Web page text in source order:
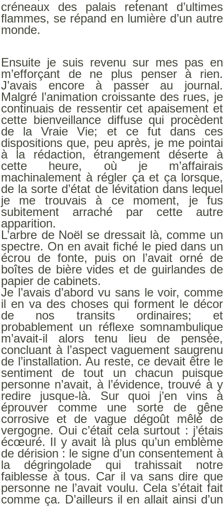
créneaux des palais retenant d’ultimes
ﬂammes, se répand en lumière d’un autre
monde.
Ensuite je suis revenu sur mes pas en
m’efforçant de ne plus penser à rien.
J’avais encore à passer au journal.
Malgré l’animation croissante des rues, je
continuais de ressentir cet apaisement et
cette bienveillance diffuse qui procèdent
de la Vraie Vie; et ce fut dans ces
dispositions que, peu après, je me pointai
à la rédaction, étrangement déserte à
cette heure, où je m’affairais
machinalement à régler ça et ça lorsque,
de la sorte d’état de lévitation dans lequel
je me trouvais à ce moment, je fus
subitement arraché par cette autre
apparition.
L’arbre de Noël se dressait là, comme un
spectre. On en avait ﬁché le pied dans un
écrou de fonte, puis on l’avait orné de
boîtes de bière vides et de guirlandes de
papier de cabinets.
Je l’avais d’abord vu sans le voir, comme
il en va des choses qui forment le décor
de nos transits ordinaires; et
probablement un réﬂexe somnambulique
m’avait-il alors tenu lieu de pensée,
concluant à l’aspect vaguement saugrenu
de l’installation. Au reste, ce devait être le
sentiment de tout un chacun puisque
personne n’avait, à l’évidence, trouvé à y
redire jusque-là. Sur quoi j’en vins à
éprouver comme une sorte de gêne
corrosive et de vague dégoût mêlé de
vergogne. Oui c’était cela surtout : j’étais
écœuré. Il y avait là plus qu’un emblème
de dérision : le signe d’un consentement à
la dégringolade qui trahissait notre
faiblesse à tous. Car il va sans dire que
personne ne l’avait voulu. Cela s’était fait
comme ça. D’ailleurs il en allait ainsi d’un